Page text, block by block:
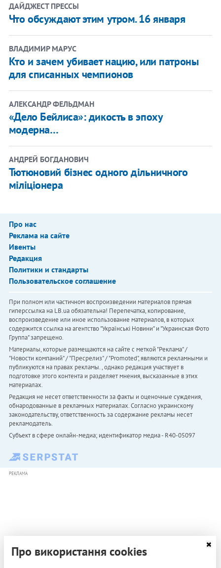
ДАЙДЖЕСТ ПРЕССЫ
Что обсуждают этим утром. 16 января
ВЛАДИМИР МАРУС
Кто и зачем убивает нацию, или патроны
для списанных чемпионов
АЛЕКСАНДР ФЕЛЬДМАН
«Дело Бейлиса»: дикость в эпоху
модерна…
АНДРЕЙ БОГДАНОВИЧ
Тютюновий бізнес одного дільничного
міліціонера
Про нас
Реклама на сайте
Ивенты
Редакция
Политики и стандарты
Пользовательское соглашение
При полном или частичном воспроизведении материалов прямая
гиперссылка на LB.ua обязательна! Перепечатка, копирование,
воспроизведение или иное использование материалов, в которых
содержится ссылка на агентство "Українськi Новини" и "Украинская Фото
Группа" запрещено.
Материалы, которые размещаются на сайте с меткой "Реклама" /
"Новости компаний" / "Пресрелиз" / "Promoted", являются рекламными и
публикуются на правах рекламы. , однако редакция участвует в
подготовке этого контента и разделяет мнения, высказанные в этих
материалах.
Редакция не несет ответственности за факты и оценочные суждения,
обнародованные в рекламных материалах. Согласно украинскому
законодательству, ответственность за содержание рекламы несет
рекламодатель.
Субъект в сфере онлайн-медиа; идентификатор медиа - R40-05097
РЕКЛАМА
Про використання cookies